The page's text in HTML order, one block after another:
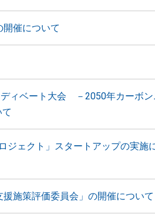
催について
ディベート大会 －2050年カーボン
ジェクト」スタートアップの実施
施策評価委員会」の開催について